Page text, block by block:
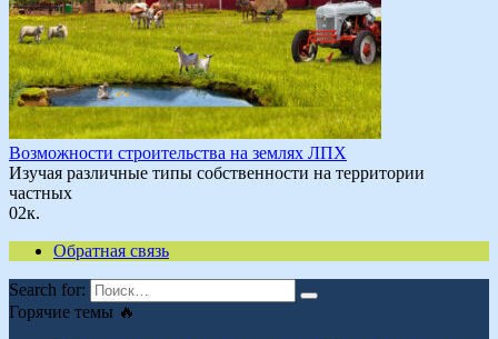
Возможности строительства на землях ЛПХ
Изучая различные типы собственности на территории
частных
02к.
Обратная связь
Search for:
Горячие темы 🔥